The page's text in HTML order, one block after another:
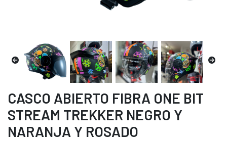
CASCO ABIERTO FIBRA ONE BIT
STREAM TREKKER NEGRO Y
NARANJA Y ROSADO